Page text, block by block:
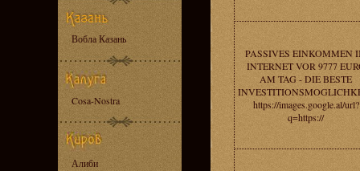
Вобла Казань
Cosa-Nostra
Алиби
PASSIVES EINKOMMEN
INTERNET VOR 9777
AM TAG - DIE BESTE
https://images.google.al/url?
q=https://